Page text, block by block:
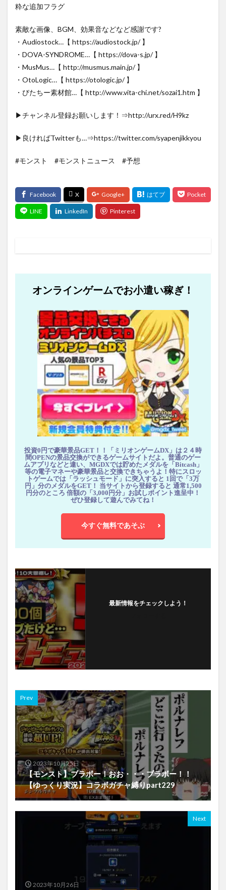
粋な追加フラグ
素敵な画像、BGM、効果音などなど感謝です?
・Audiostock…【 https://audiostock.jp/ 】
・DOVA-SYNDROME…【 https://dova-s.jp/ 】
・MusMus…【 http://musmus.main.jp/ 】
・OtoLogic…【 https://otologic.jp/ 】
・びたちー素材館…【 http://www.vita-chi.net/sozai1.htm 】
▶チャンネル登録お願いします！⇒http://urx.red/H9kz
▶良ければTwitterも…⇒https://twitter.com/syapenjikkyou
#モンスト #モンストニュース #予想
オンラインゲームでお小遣い稼ぎ！
投資0円で豪華景品GET！！「ミリオンゲームDX」は２４時
間OPENの景品交換ができるゲームサイトだよ。普通のゲー
ムアプリなどと違い、MGDXでは貯めたメダルを「Bitcash」
等の電子マネーや豪華景品と交換できちゃうよ！特にスロッ
トゲームでは「ラッシュモード」に突入すると 1回で「3万
円」分のメダルをGET！ 当サイトから登録すると 通常1,500
円分のところ 倍額の「3,000円分」お試しポイント進呈中！
ぜひ登録して遊んでみてね！
今すぐ無料であそぶ
最新情報をチェックしよう！
Prev
2023年10月25日
【モンスト】ブラボー！おお・・・ブラボー！！
【ゆっくり実況】コラボガチャ縛りpart229
Next
2023年10月26日